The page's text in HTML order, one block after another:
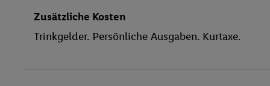
Zusätzliche Kosten
Trinkgelder. Persönliche Ausgaben. Kurtaxe.